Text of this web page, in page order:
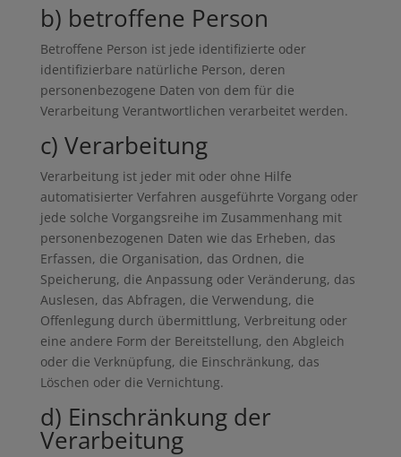
b) betroffene Person
Betroffene Person ist jede identifizierte oder
identifizierbare natürliche Person, deren
personenbezogene Daten von dem für die
Verarbeitung Verantwortlichen verarbeitet werden.
c) Verarbeitung
Verarbeitung ist jeder mit oder ohne Hilfe
automatisierter Verfahren ausgeführte Vorgang oder
jede solche Vorgangsreihe im Zusammenhang mit
personenbezogenen Daten wie das Erheben, das
Erfassen, die Organisation, das Ordnen, die
Speicherung, die Anpassung oder Veränderung, das
Auslesen, das Abfragen, die Verwendung, die
Offenlegung durch übermittlung, Verbreitung oder
eine andere Form der Bereitstellung, den Abgleich
oder die Verknüpfung, die Einschränkung, das
Löschen oder die Vernichtung.
d) Einschränkung der
Verarbeitung